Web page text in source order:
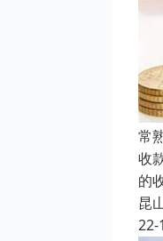
常
收
的
昆
22-